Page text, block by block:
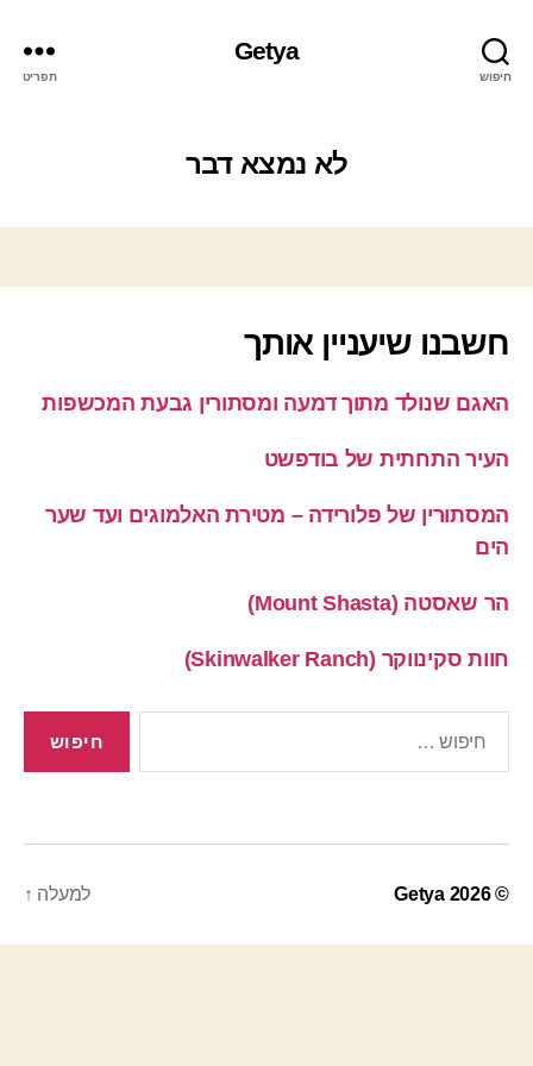
חיפוש
Getya
תפריט
לא נמצא דבר
חשבנו שיעניין אותך
האגם שנולד מתוך דמעה ומסתורין גבעת המכשפות
העיר התחתית של בודפשט
המסתורין של פלורידה – מטירת האלמוגים ועד שער
הים
הר שאסטה (Mount Shasta)
חוות סקינווקר (Skinwalker Ranch)
© 2026
Getya למעלה ↑